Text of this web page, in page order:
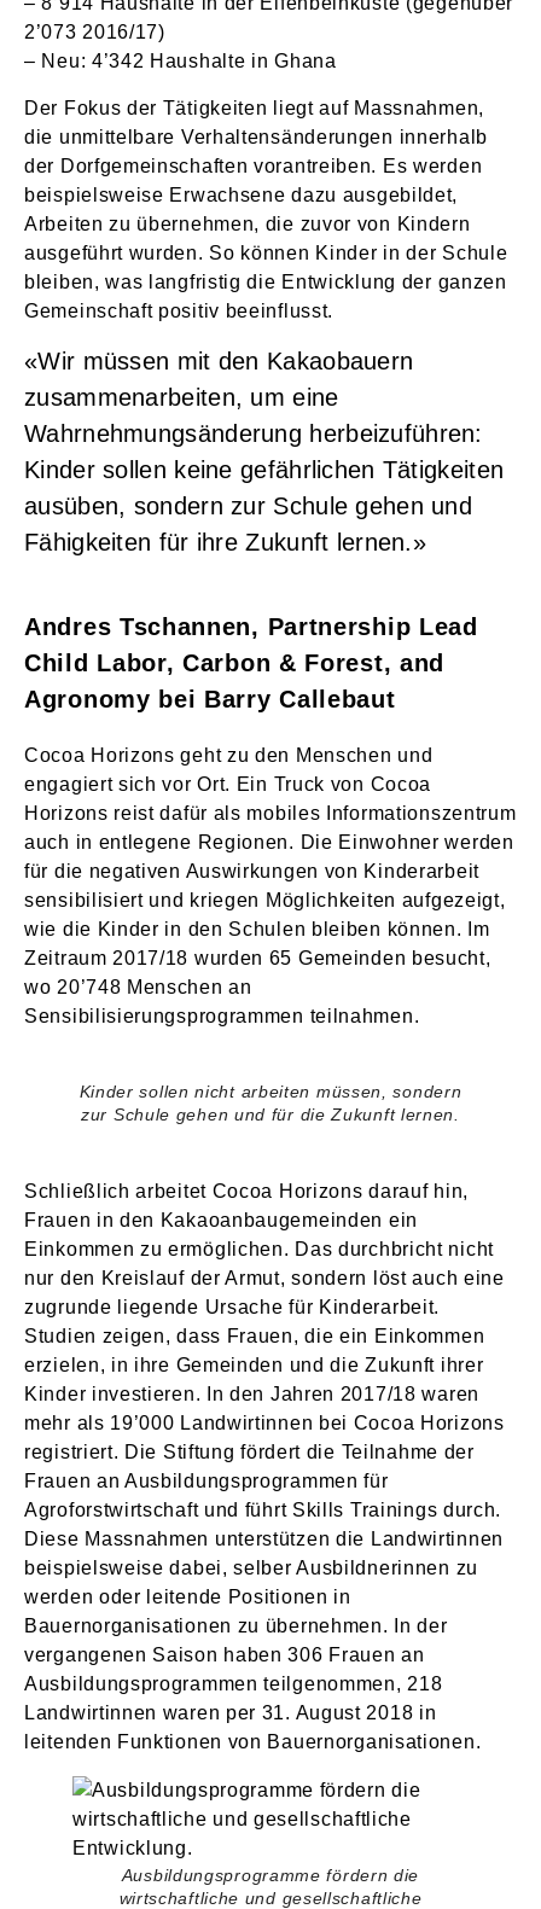
2’073 2016/17)
– Neu: 4’342 Haushalte in Ghana
Der Fokus der Tätigkeiten liegt auf Massnahmen,
die unmittelbare Verhaltensänderungen innerhalb
der Dorfgemeinschaften vorantreiben. Es werden
beispielsweise Erwachsene dazu ausgebildet,
Arbeiten zu übernehmen, die zuvor von Kindern
ausgeführt wurden. So können Kinder in der Schule
bleiben, was langfristig die Entwicklung der ganzen
Gemeinschaft positiv beeinflusst.
«Wir müssen mit den Kakaobauern
zusammenarbeiten, um eine
Wahrnehmungsänderung herbeizuführen:
Kinder sollen keine gefährlichen Tätigkeiten
ausüben, sondern zur Schule gehen und
Fähigkeiten für ihre Zukunft lernen.»
Andres Tschannen, Partnership Lead
Child Labor, Carbon & Forest, and
Agronomy bei Barry Callebaut
Cocoa Horizons geht zu den Menschen und
engagiert sich vor Ort. Ein Truck von Cocoa
Horizons reist dafür als mobiles Informationszentrum
auch in entlegene Regionen. Die Einwohner werden
für die negativen Auswirkungen von Kinderarbeit
sensibilisiert und kriegen Möglichkeiten aufgezeigt,
wie die Kinder in den Schulen bleiben können. Im
Zeitraum 2017/18 wurden 65 Gemeinden besucht,
wo 20’748 Menschen an
Sensibilisierungsprogrammen teilnahmen.
Kinder sollen nicht arbeiten müssen, sondern
zur Schule gehen und für die Zukunft lernen.
Schließlich arbeitet Cocoa Horizons darauf hin,
Frauen in den Kakaoanbaugemeinden ein
Einkommen zu ermöglichen. Das durchbricht nicht
nur den Kreislauf der Armut, sondern löst auch eine
zugrunde liegende Ursache für Kinderarbeit.
Studien zeigen, dass Frauen, die ein Einkommen
erzielen, in ihre Gemeinden und die Zukunft ihrer
Kinder investieren. In den Jahren 2017/18 waren
mehr als 19’000 Landwirtinnen bei Cocoa Horizons
registriert. Die Stiftung fördert die Teilnahme der
Frauen an Ausbildungsprogrammen für
Agroforstwirtschaft und führt Skills Trainings durch.
Diese Massnahmen unterstützen die Landwirtinnen
beispielsweise dabei, selber Ausbildnerinnen zu
werden oder leitende Positionen in
Bauernorganisationen zu übernehmen. In der
vergangenen Saison haben 306 Frauen an
Ausbildungsprogrammen teilgenommen, 218
Landwirtinnen waren per 31. August 2018 in
leitenden Funktionen von Bauernorganisationen.
Ausbildungsprogramme fördern die
wirtschaftliche und gesellschaftliche